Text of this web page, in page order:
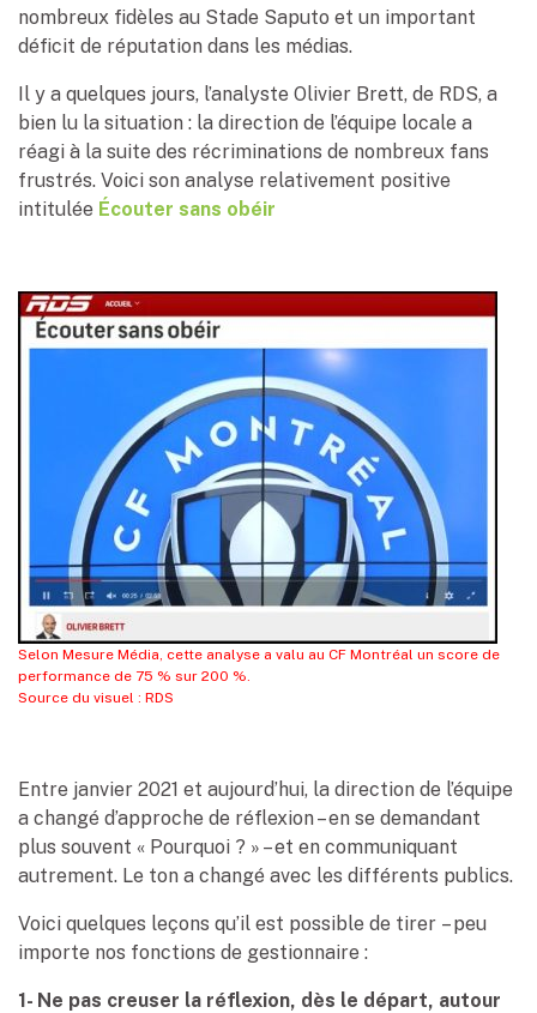
nombreux fidèles au Stade Saputo et un important
déficit de réputation dans les médias.
Il y a quelques jours, l’analyste Olivier Brett, de RDS, a
bien lu la situation : la direction de l’équipe locale a
réagi à la suite des récriminations de nombreux fans
frustrés. Voici son analyse relativement positive
intitulée Écouter sans obéir
Selon Mesure Média, cette analyse a valu au CF Montréal un score de
performance de 75 % sur 200 %.
Source du visuel : RDS
Entre janvier 2021 et aujourd’hui, la direction de l’équipe
a changé d’approche de réflexion – en se demandant
plus souvent « Pourquoi ? » – et en communiquant
autrement. Le ton a changé avec les différents publics.
Voici quelques leçons qu’il est possible de tirer – peu
importe nos fonctions de gestionnaire :
1- Ne pas creuser la réflexion, dès le départ, autour